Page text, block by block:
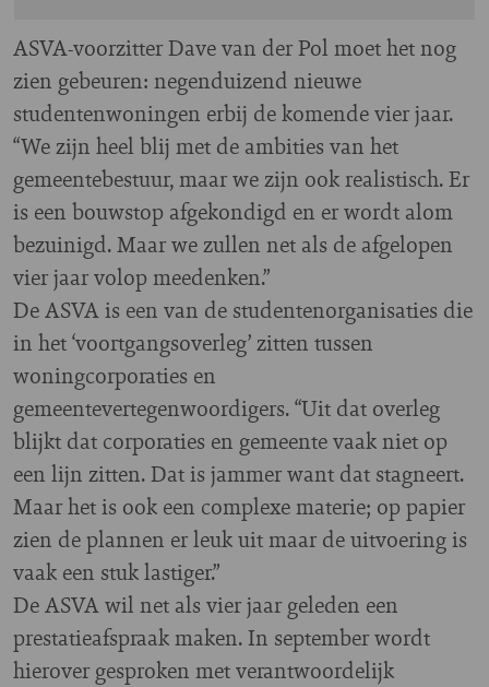
ASVA-voorzitter Dave van der Pol moet het nog
zien gebeuren: negenduizend nieuwe
studentenwoningen erbij de komende vier jaar.
“We zijn heel blij met de ambities van het
gemeentebestuur, maar we zijn ook realistisch. Er
is een bouwstop afgekondigd en er wordt alom
bezuinigd. Maar we zullen net als de afgelopen
vier jaar volop meedenken.”
De ASVA is een van de studentenorganisaties die
in het ‘voortgangsoverleg’ zitten tussen
woningcorporaties en
gemeentevertegenwoordigers. “Uit dat overleg
blijkt dat corporaties en gemeente vaak niet op
een lijn zitten. Dat is jammer want dat stagneert.
Maar het is ook een complexe materie; op papier
zien de plannen er leuk uit maar de uitvoering is
vaak een stuk lastiger.”
De ASVA wil net als vier jaar geleden een
prestatieafspraak maken. In september wordt
hierover gesproken met verantwoordelijk